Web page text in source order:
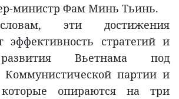
министр Фам Минь Тьинь.
эти достижения
эффективность стратегий и
Вьетнама под
Коммунистической партии и
которые опираются на три